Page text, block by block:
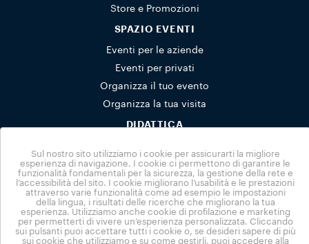
Store e Promozioni
SPAZIO EVENTI
Eventi per le aziende
Eventi per privati
Organizza il tuo evento
Organizza la tua visita
DIDATTICA
Attività per famiglie
Prenotazioni gruppi
NUVOLA
News
Headquarter
Sul nostro sito utilizziamo i cookie per assicurarti la migliore
esperienza di navigazione. I cookie ci permettono di garantire le
funzionalità fondamentali per la sicurezza, la gestione della rete e
l’accessibilità del sito. I cookie migliorano l’usabilità e le prestazioni
attraverso varie funzionalità come ad esempio le impostazioni
della lingua, i risultati delle ricerche che migliorano la tua
esperienza. Utilizziamo anche cookie di profilazione e marketing
per permetterti di vivere un’esperienza personalizzata. Cliccando
sui pulsanti puoi accettare tutti i cookie o, se desideri sapere di più
sui cookie che utilizziamo e su come gestirli, puoi accedere alla